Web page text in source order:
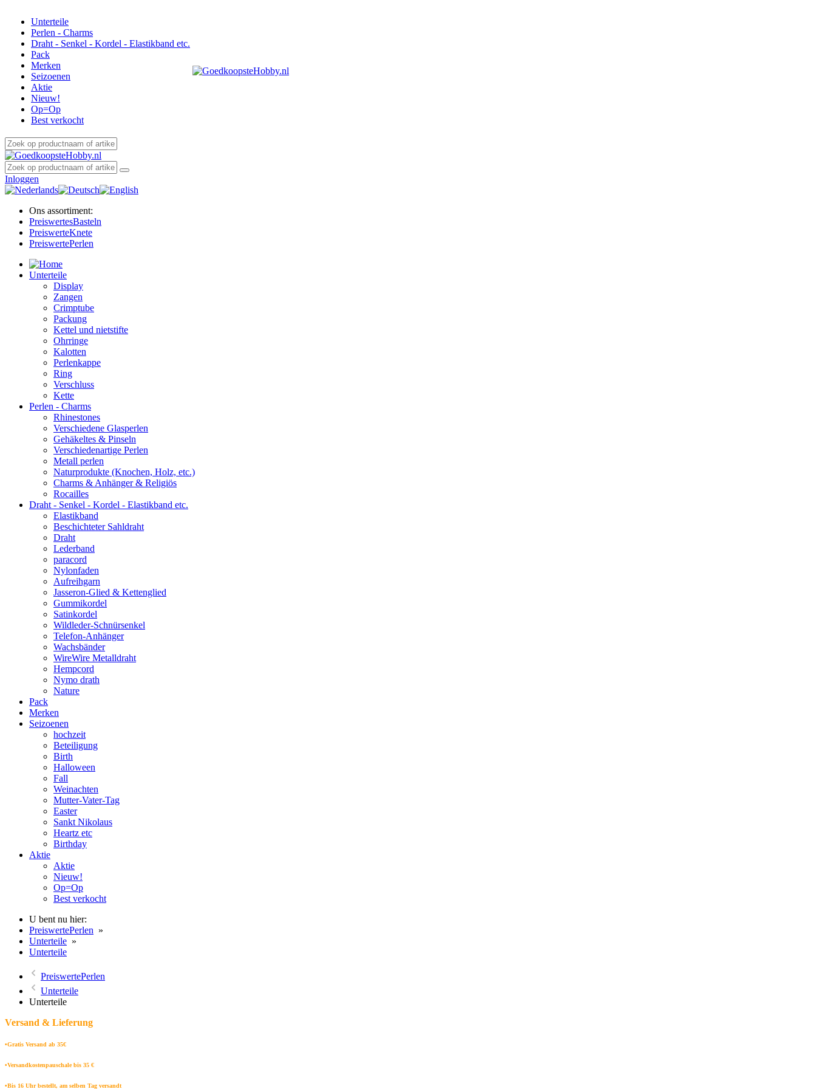
Unterteile
Perlen - Charms
Draht - Senkel - Kordel - Elastikband etc.
Pack
Merken
Seizoenen
Aktie
Nieuw!
Op=Op
Best verkocht
Inloggen
Ons assortiment:
PreiswertesBasteln
PreiswerteKnete
PreiswertePerlen
Unterteile
Display
Zangen
Crimptube
Packung
Kettel und nietstifte
Ohrringe
Kalotten
Perlenkappe
Ring
Verschluss
Kette
Perlen - Charms
Rhinestones
Verschiedene Glasperlen
Gehäkeltes & Pinseln
Verschiedenartige Perlen
Metall perlen
Naturprodukte (Knochen, Holz, etc.)
Charms & Anhänger & Religiös
Rocailles
Draht - Senkel - Kordel - Elastikband etc.
Elastikband
Beschichteter Sahldraht
Draht
Lederband
paracord
Nylonfaden
Aufreihgarn
Jasseron-Glied & Kettenglied
Gummikordel
Satinkordel
Wildleder-Schnürsenkel
Telefon-Anhänger
Wachsbänder
WireWire Metalldraht
Hempcord
Nymo drath
Nature
Pack
Merken
Seizoenen
hochzeit
Beteiligung
Birth
Halloween
Fall
Weinachten
Mutter-Vater-Tag
Easter
Sankt Nikolaus
Heartz etc
Birthday
Aktie
Aktie
Nieuw!
Op=Op
Best verkocht
U bent nu hier:
PreiswertePerlen »
Unterteile »
Unterteile
PreiswertePerlen
Unterteile
Unterteile
Versand & Lieferung
•Gratis Versand ab 35€
•Versandkostenpauschale bis 35 €
•Bis 16 Uhr bestellt, am selben Tag versandt